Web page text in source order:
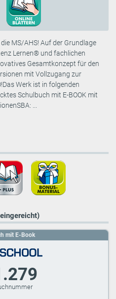
MS/AHS! Auf der Grundlage
Lernen® und fachlichen
Gesamtkonzept für den
mit Vollzugang zur
Werk ist in folgenden
Schulbuch mit E-BOOK mit
...
mit E-Book